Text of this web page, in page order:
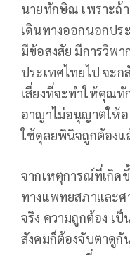
นายทักษิณ เพราะ
เดินทางออกนอกปร
มีข้อสงสัย มีการวิพ
ประเทศไทยไป จะ
เสี่ยงที่จะทำให้คุณ
อาญาไม่อนุญาตให้อ
ใช้ดุลยพินิจถูกต้องแ
จากเหตุการณ์ที่เกิด
ทางแพทยสภาและ
จริง ความถูกต้อง เ
สังคมก็ต้องจับตาดูกั